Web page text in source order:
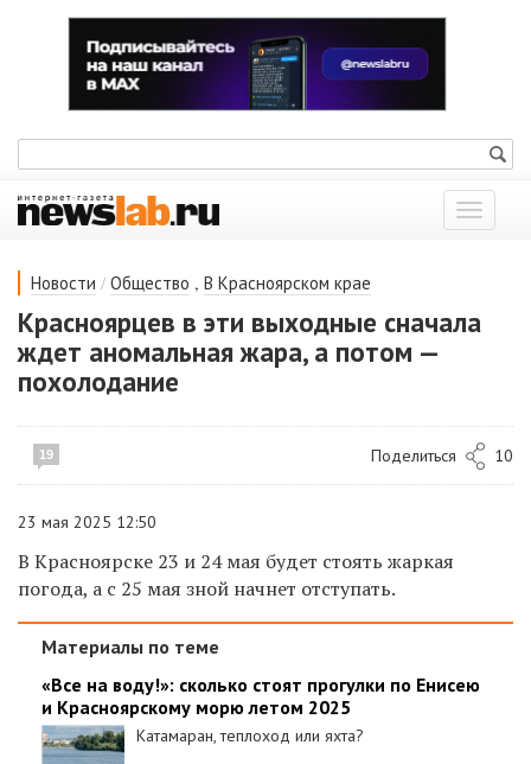
Показать
меню
Новости / Общество , В Красноярском крае
Красноярцев в эти выходные сначала
ждет аномальная жара, а потом —
похолодание
19 Поделиться 10
23 мая 2025 12:50
В Красноярске 23 и 24 мая будет стоять жаркая
погода, а с 25 мая зной начнет отступать.
Материалы по теме
«Все на воду!»: сколько стоят прогулки по Енисею
и Красноярскому морю летом 2025
Катамаран, теплоход или яхта?